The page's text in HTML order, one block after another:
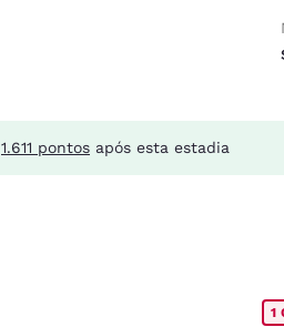
1.611 pontos após esta estadia
1